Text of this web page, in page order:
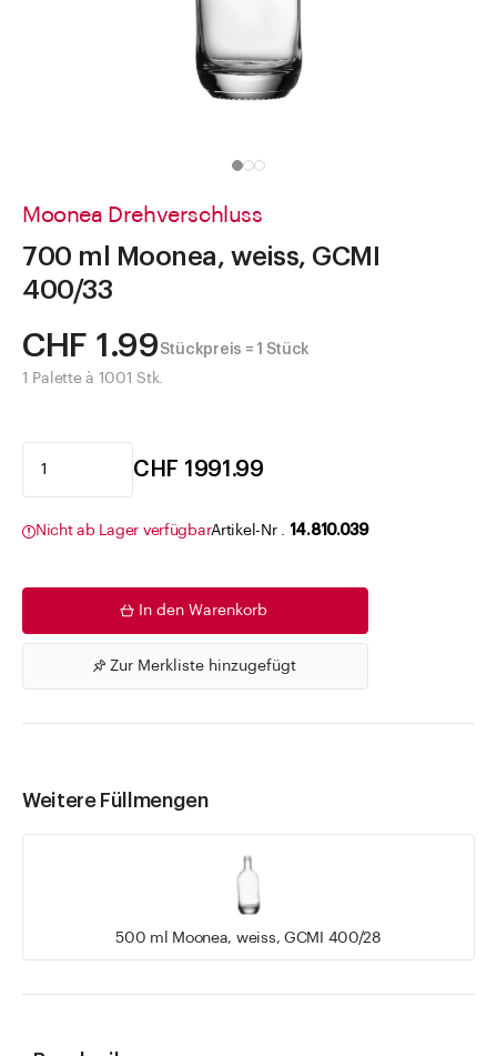
Moonea Drehverschluss
700 ml Moonea, weiss, GCMI
400/33
CHF 1.99 Stückpreis = 1 Stück
1 Palette à 1001 Stk.
CHF 1991.99
Nicht ab Lager verfügbarArtikel-Nr . 14.810.039
In den Warenkorb
Zur Merkliste hinzugefügt
Weitere Füllmengen
500 ml Moonea, weiss, GCMI 400/28